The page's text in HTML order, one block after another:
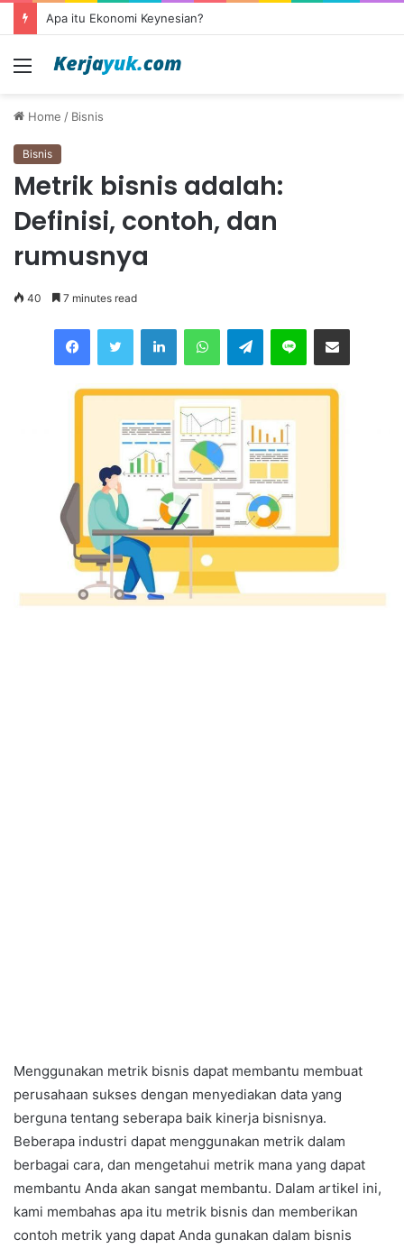
Apa itu outsourcing?
Menu
Home / Bisnis
Bisnis
Metrik bisnis adalah:
Definisi, contoh, dan
rumusnya
40 7 minutes read
Telegram
Menggunakan metrik bisnis dapat membantu membuat
perusahaan sukses dengan menyediakan data yang
berguna tentang seberapa baik kinerja bisnisnya.
Beberapa industri dapat menggunakan metrik dalam
berbagai cara, dan mengetahui metrik mana yang dapat
membantu Anda akan sangat membantu. Dalam artikel ini,
kami membahas apa itu metrik bisnis dan memberikan
contoh metrik yang dapat Anda gunakan dalam bisnis